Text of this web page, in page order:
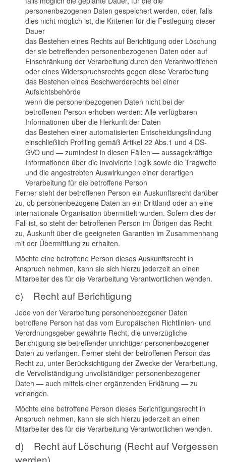
personenbezogenen Daten gespeichert werden, oder, falls
dies nicht möglich ist, die Kriterien für die Festlegung dieser
Dauer
das Bestehen eines Rechts auf Berichtigung oder Löschung
der sie betreffenden personenbezogenen Daten oder auf
Einschränkung der Verarbeitung durch den Verantwortlichen
oder eines Widerspruchsrechts gegen diese Verarbeitung
das Bestehen eines Beschwerderechts bei einer
Aufsichtsbehörde
wenn die personenbezogenen Daten nicht bei der
betroffenen Person erhoben werden: Alle verfügbaren
Informationen über die Herkunft der Daten
das Bestehen einer automatisierten Entscheidungsfindung
einschließlich Profiling gemäß Artikel 22 Abs.1 und 4 DS-
GVO und — zumindest in diesen Fällen — aussagekräftige
Informationen über die involvierte Logik sowie die Tragweite
und die angestrebten Auswirkungen einer derartigen
Verarbeitung für die betroffene Person
Ferner steht der betroffenen Person ein Auskunftsrecht darüber
zu, ob personenbezogene Daten an ein Drittland oder an eine
internationale Organisation übermittelt wurden. Sofern dies der
Fall ist, so steht der betroffenen Person im Übrigen das Recht
zu, Auskunft über die geeigneten Garantien im Zusammenhang
mit der Übermittlung zu erhalten.
Möchte eine betroffene Person dieses Auskunftsrecht in
Anspruch nehmen, kann sie sich hierzu jederzeit an einen
Mitarbeiter des für die Verarbeitung Verantwortlichen wenden.
c) Recht auf Berichtigung
Jede von der Verarbeitung personenbezogener Daten
betroffene Person hat das vom Europäischen Richtlinien- und
Verordnungsgeber gewährte Recht, die unverzügliche
Berichtigung sie betreffender unrichtiger personenbezogener
Daten zu verlangen. Ferner steht der betroffenen Person das
Recht zu, unter Berücksichtigung der Zwecke der Verarbeitung,
die Vervollständigung unvollständiger personenbezogener
Daten — auch mittels einer ergänzenden Erklärung — zu
verlangen.
Möchte eine betroffene Person dieses Berichtigungsrecht in
Anspruch nehmen, kann sie sich hierzu jederzeit an einen
Mitarbeiter des für die Verarbeitung Verantwortlichen wenden.
d) Recht auf Löschung (Recht auf Vergessen
werden)